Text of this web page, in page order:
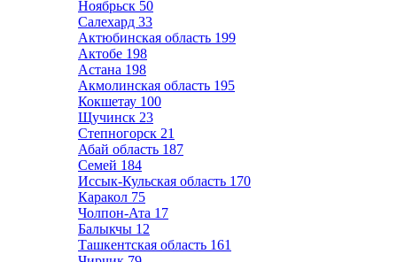
Ноябрьск 50
Салехард 33
Актюбинская область 199
Актобе 198
Астана 198
Акмолинская область 195
Кокшетау 100
Щучинск 23
Степногорск 21
Абай область 187
Семей 184
Иссык-Кульская область 170
Каракол 75
Чолпон-Ата 17
Балыкчы 12
Ташкентская область 161